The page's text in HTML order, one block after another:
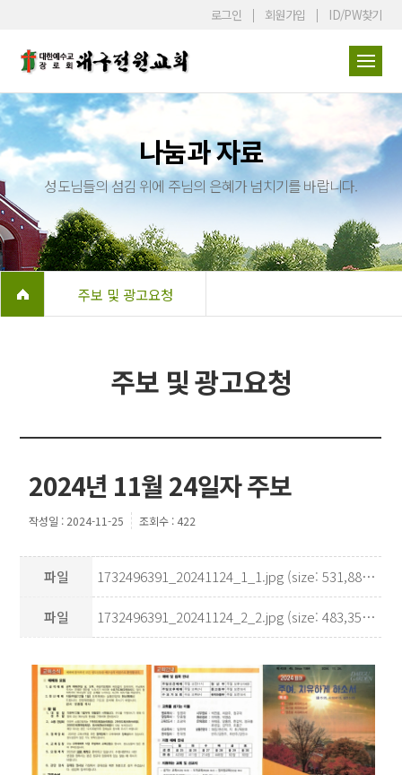
로그인 회원가입 ID/PW찾기
나눔과 자료
성도님들의 섬김 위에 주님의 은혜가 넘치기를 바랍니다.
주보 및 광고요청
주보 및 광고요청
2024년 11월 24일자 주보
작성일 : 2024-11-25 조회수 : 422
파일 1732496391_20241124_1_1.jpg (size: 531,880Kb)
파일 1732496391_20241124_2_2.jpg (size: 483,352Kb)